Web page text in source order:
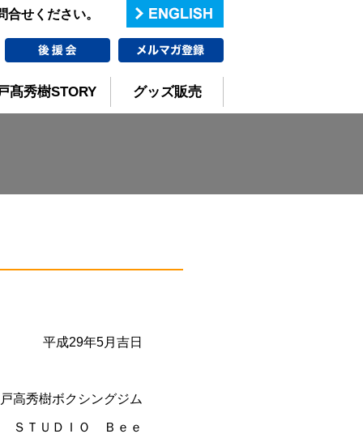
合せください。
髙秀樹STORY グッズ販売
平成29年5月吉日
戸高秀樹ボクシングジム
ＳＴＵＤＩＯ Ｂｅｅ